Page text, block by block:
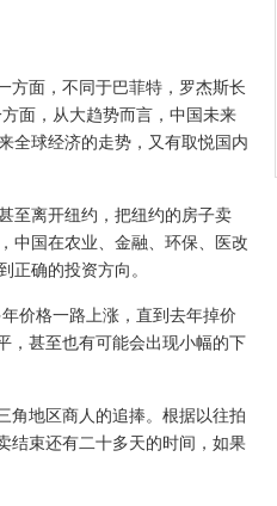
面，不同于巴菲特，罗杰斯长
面，从大趋势而言，中国未来
全球经济的走势，又有取悦国内
离开纽约，把纽约的房子卖
中国在农业、金融、环保、医改
正确的投资方向。
价格一路上涨，直到去年掉价
，甚至也有可能会出现小幅的下
地区商人的追捧。根据以往拍
结束还有二十多天的时间，如果